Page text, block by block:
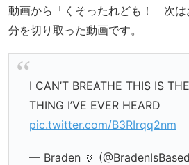
動画から「くそったれども！ 次は
分を切り取った動画です。
I CAN’T BREATHE THIS IS
THING I’VE EVER HEARD
pic.twitter.com/B3RIrqq2nm
— Braden 🏺